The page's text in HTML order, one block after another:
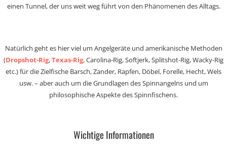
einen Tunnel, der uns weit weg führt von den Phänomenen des Alltags.
Natürlich geht es hier viel um Angelgeräte und amerikanische Methoden
(Dropshot-Rig,Texas-Rig, Carolina-Rig, Softjerk, Splitshot-Rig, Wacky-Rig
etc.) für die Zielfische Barsch, Zander, Rapfen, Döbel, Forelle, Hecht, Wels
usw. – aber auch um die Grundlagen des Spinnangelns und um
philosophische Aspekte des Spinnfischens.
Wichtige Informationen